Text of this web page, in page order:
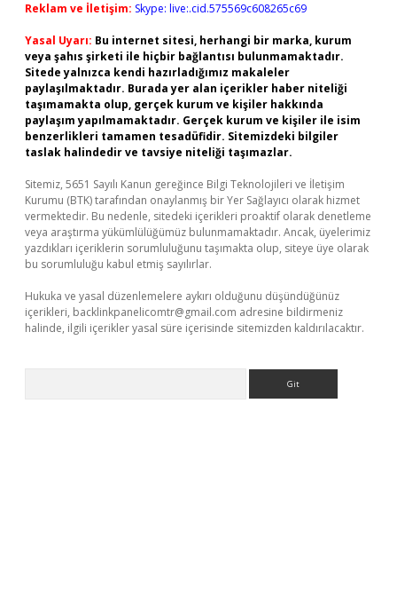
Reklam ve İletişim: Skype: live:.cid.575569c608265c69
Yasal Uyarı: Bu internet sitesi, herhangi bir marka, kurum
veya şahıs şirketi ile hiçbir bağlantısı bulunmamaktadır.
Sitede yalnızca kendi hazırladığımız makaleler
paylaşılmaktadır. Burada yer alan içerikler haber niteliği
taşımamakta olup, gerçek kurum ve kişiler hakkında
paylaşım yapılmamaktadır. Gerçek kurum ve kişiler ile isim
benzerlikleri tamamen tesadüfidir. Sitemizdeki bilgiler
taslak halindedir ve tavsiye niteliği taşımazlar.
Sitemiz, 5651 Sayılı Kanun gereğince Bilgi Teknolojileri ve İletişim
Kurumu (BTK) tarafından onaylanmış bir Yer Sağlayıcı olarak hizmet
vermektedir. Bu nedenle, sitedeki içerikleri proaktif olarak denetleme
veya araştırma yükümlülüğümüz bulunmamaktadır. Ancak, üyelerimiz
yazdıkları içeriklerin sorumluluğunu taşımakta olup, siteye üye olarak
bu sorumluluğu kabul etmiş sayılırlar.
Hukuka ve yasal düzenlemelere aykırı olduğunu düşündüğünüz
içerikleri, backlinkpanelicomtr@gmail.com adresine bildirmeniz
halinde, ilgili içerikler yasal süre içerisinde sitemizden kaldırılacaktır.